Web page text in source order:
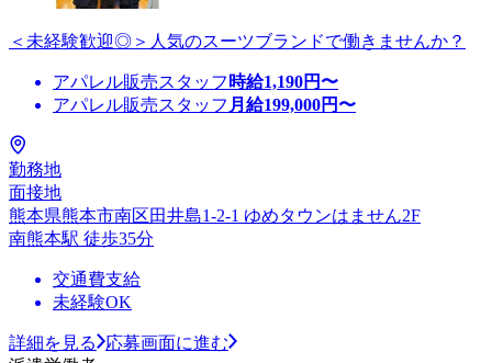
＜未経験歓迎◎＞人気のスーツブランドで働きませんか？
アパレル販売スタッフ 時給1,190円〜
アパレル販売スタッフ 月給199,000円〜
勤務地
面接地
熊本県熊本市南区田井島1-2-1 ゆめタウンはません2F
南熊本駅 徒歩35分
交通費支給
未経験OK
詳細を見る
応募画面に進む